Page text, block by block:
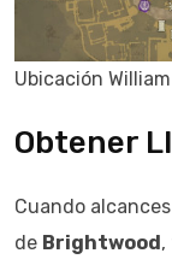
Ubicación
Obtener
Cuando
de Brightwood,